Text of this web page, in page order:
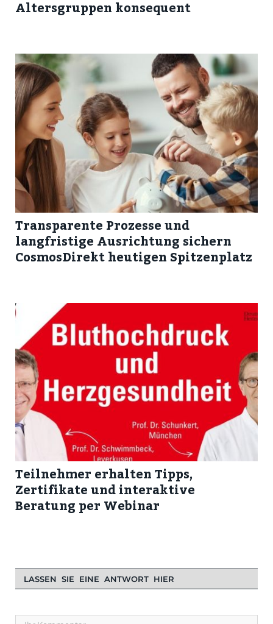
Altersgruppen konsequent
Transparente Prozesse und
langfristige Ausrichtung sichern
CosmosDirekt heutigen Spitzenplatz
Teilnehmer erhalten Tipps,
Zertifikate und interaktive
Beratung per Webinar
LASSEN SIE EINE ANTWORT HIER